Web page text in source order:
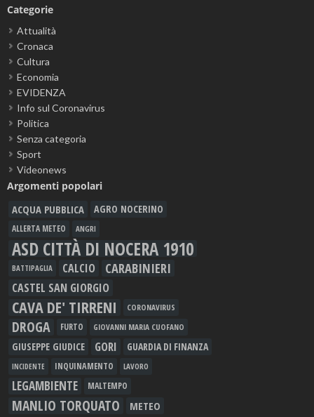
Categorie
Attualità
Cronaca
Cultura
Economia
EVIDENZA
Info sul Coronavirus
Politica
Senza categoria
Sport
Videonews
Argomenti popolari
ACQUA PUBBLICA AGRO NOCERINO
ALLERTA METEO ANGRI
ASD CITTÀ DI NOCERA 1910
BATTIPAGLIA CALCIO CARABINIERI
CASTEL SAN GIORGIO
CAVA DE' TIRRENI CORONAVIRUS
DROGA FURTO GIOVANNI MARIA CUOFANO
GIUSEPPE GIUDICE GORI GUARDIA DI FINANZA
INCIDENTE INQUINAMENTO LAVORO
LEGAMBIENTE MALTEMPO
MANLIO TORQUATO METEO